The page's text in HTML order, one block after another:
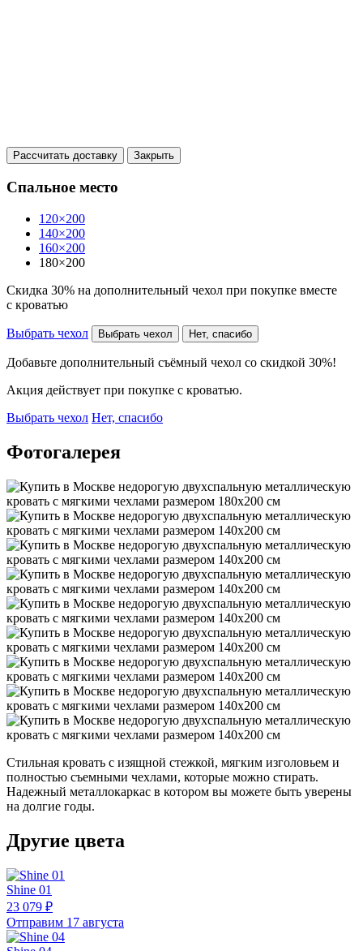
Рассчитать доставку Закрыть
Спальное место
120×200
140×200
160×200
180×200
Скидка 30% на дополнительный чехол при покупке вместе
с кроватью
Выбрать чехол Выбрать чехол Нет, спасибо
Добавьте дополнительный съёмный чехол со скидкой 30%!
Акция действует при покупке с кроватью.
Выбрать чехол Нет, спасибо
Фотогалерея
Стильная кровать с изящной стежкой, мягким изголовьем и
полностью съемными чехлами, которые можно стирать.
Надежный металлокаркас в котором вы можете быть уверены
на долгие годы.
Другие цвета
Shine 01
23 079 ₽
Отправим 17 августа